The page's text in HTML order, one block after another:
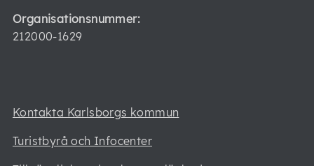
Organisationsnummer:
212000-1629
Kontakta Karlsborgs kommun
Turistbyrå och Infocenter